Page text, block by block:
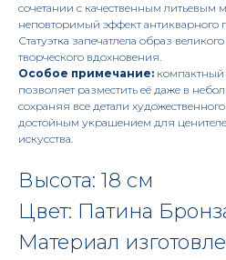
сочетании с качественным литьевым
неповторимый эффект антикварного
Статуэтка запечатлела образ
творческого вдохновения.
Особое примечание: компактный
позволяет разместить её даже в
сохраняя все детали
достойным украшением для
искусства.
Высота: 18 см
Цвет: Патина
Материал